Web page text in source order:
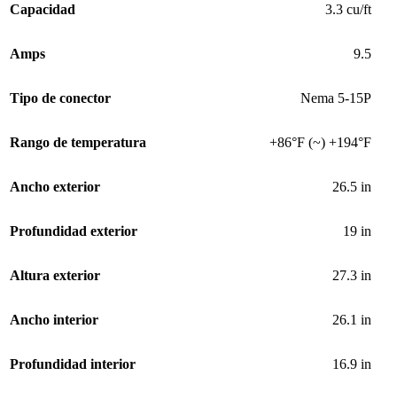
Capacidad 3.3 cu/ft
Amps 9.5
Tipo de conector Nema 5-15P
Rango de temperatura +86°F (~) +194°F
Ancho exterior 26.5 in
Profundidad exterior 19 in
Altura exterior 27.3 in
Ancho interior 26.1 in
Profundidad interior 16.9 in